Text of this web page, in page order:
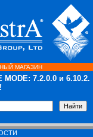
МАГАЗИН
MODE: 7.2.0.0 и 6.10.2.